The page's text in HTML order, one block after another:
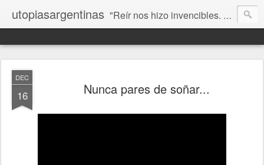
utopiasargentinas "Reír nos hizo invencibles. No como los que siempre ganan, sino como aquellos que no se rinden”. Frida Kahlo
DEC
16 Nunca pares de soñar...